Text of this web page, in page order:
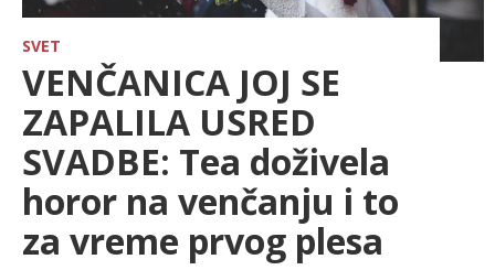
HRONIKA
FARMERI
TV
SPORT
LIFESTYLE
SVET
VENČANICA JOJ SE
ZAPALILA USRED
SVADBE: Tea doživela
horor na venčanju i to
za vreme prvog plesa